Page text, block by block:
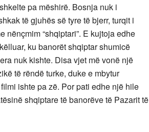
pa mëshirë. Bosnja nuk i
të gjuhës së tyre të bjerr, turqit i
nënçmim “shqiptari”. E kujtoja edhe
ku banorët shqiptar shumicë
nuk kishte. Disa vjet më vonë një
të rëndë turke, duke e mbytur
ishte pa zë. Por pati edhe një hile
shqiptare të banorëve të Pazarit të